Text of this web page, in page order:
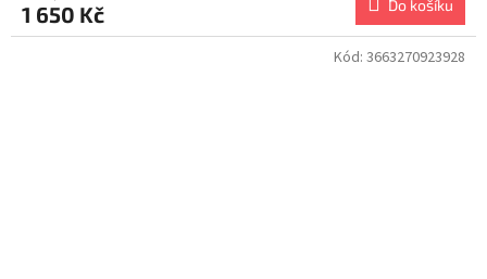
1 650 Kč Do košíku
Kód: 3663270923928